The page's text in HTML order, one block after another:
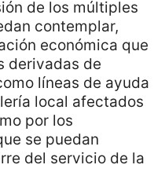
de los múltiples
contemplar,
económica que
derivadas de
líneas de ayuda
local afectados
por los
se puedan
del servicio de la